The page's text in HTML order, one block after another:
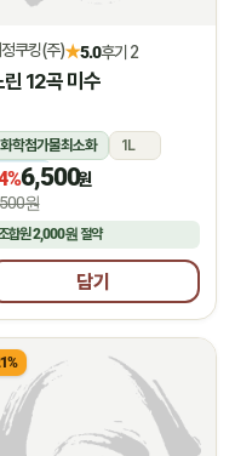
쿠킹(주)★5.0후기 2
린 12곡 미수
화학첨가물최소화
1L
냉장
6,500원
원
합원2,000원절약
담기